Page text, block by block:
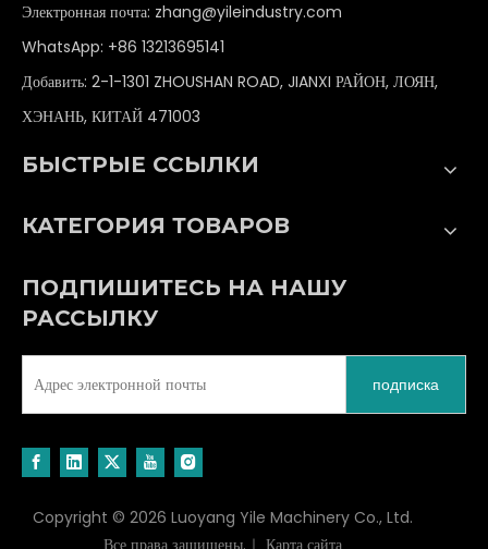
Электронная почта: zhang@yileindustry.com
WhatsApp: +86 13213695141
Добавить: 2-1-1301 ZHOUSHAN ROAD, JIANXI РАЙОН, ЛОЯН,
ХЭНАНЬ, КИТАЙ 471003
БЫСТРЫЕ ССЫЛКИ
КАТЕГОРИЯ ТОВАРОВ
ПОДПИШИТЕСЬ НА НАШУ
РАССЫЛКУ
подписка
Copyright © 2026 Luoyang Yile Machinery Co., Ltd.